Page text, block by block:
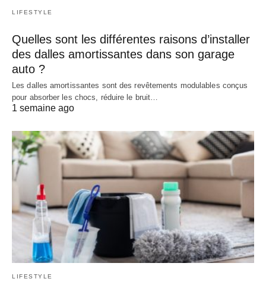
LIFESTYLE
Quelles sont les différentes raisons d’installer
des dalles amortissantes dans son garage
auto ?
Les dalles amortissantes sont des revêtements modulables conçus
pour absorber les chocs, réduire le bruit…
1 semaine ago
LIFESTYLE